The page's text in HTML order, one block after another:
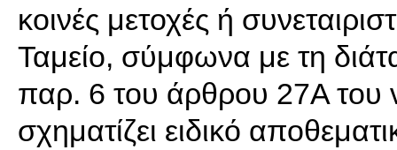
κοινές μετοχές ή
Ταμείο, σύμφωνα με τη
παρ. 6 του άρθρου 27Α του
σχηματίζει ειδικό